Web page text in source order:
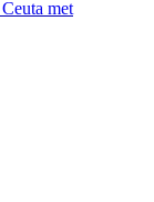
met